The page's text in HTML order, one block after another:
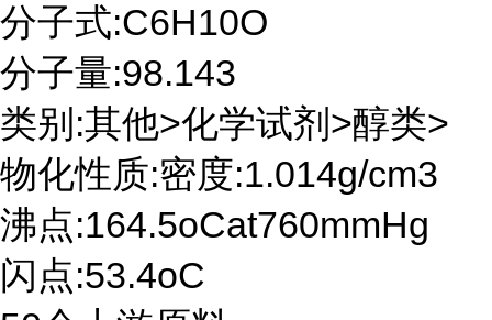
分子式:C6H10O
分子量:98.143
类别:其他>化学试剂>醇类>
物化性质:密度:1.014g/cm3
沸点:164.5oCat760mmHg
闪点:53.4oC